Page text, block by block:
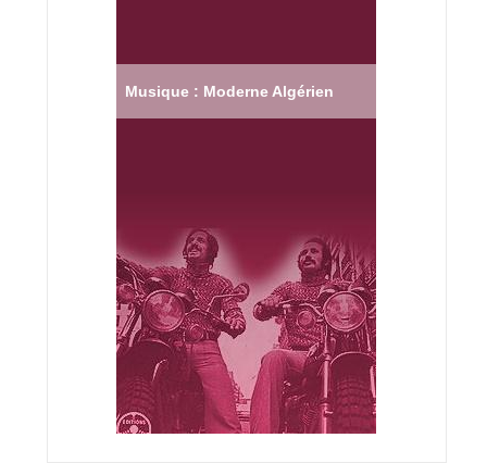
Musique : Moderne Algérien